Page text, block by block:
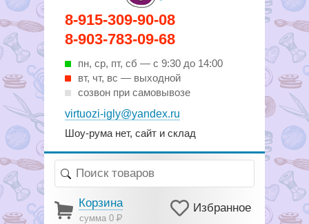
8-915-309-90-08
8-903-783-09-68
пн, ср, пт, cб — с 9:30 до 14:00
вт, чт, вс — выходной
созвон при самовывозе
virtuozi-igly@yandex.ru
Шоу-рума нет, сайт и склад
Вирутозы иглы. Товары для
шитья и рукоделья
Корзина
сумма 0Р
Избранное